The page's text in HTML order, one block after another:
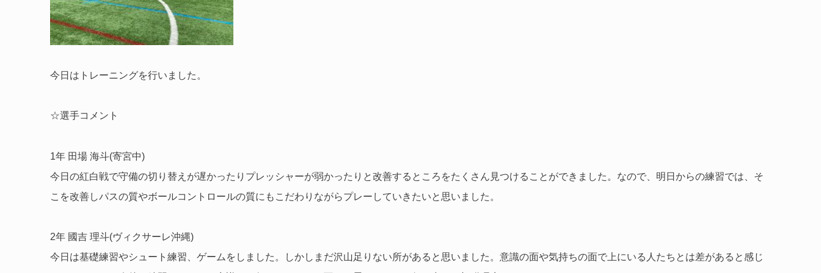
今日はトレーニングを行いました。
☆選手コメント
1年 田場 海斗(寄宮中)
今日の紅白戦で守備の切り替えが遅かったりプレッシャーが弱かったりと改善するところをたくさん見つけることができました。なので、明日からの練習では、そ
こを改善しパスの質やボールコントロールの質にもこだわりながらプレーしていきたいと思いました。
2年 國吉 理斗(ヴィクサーレ沖縄)
今日は基礎練習やシュート練習、ゲームをしました。しかしまだ沢山足りない所があると思いました。意識の面や気持ちの面で上にいる人たちとは差があると感じ